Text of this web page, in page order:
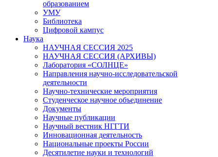
образованием
УМУ
Библиотека
Цифровой кампус
Наука
НАУЧНАЯ СЕССИЯ 2025
НАУЧНАЯ СЕССИЯ (АРХИВЫ)
Лаборатория «СОЛНЦЕ»
Направления научно-исследовательской
деятельности
Научно-технические мероприятия
Студенческое научное объединение
Документы
Научные публикации
Научный вестник НГГТИ
Инновационная деятельность
Национальные проекты России
Десятилетие науки и технологий